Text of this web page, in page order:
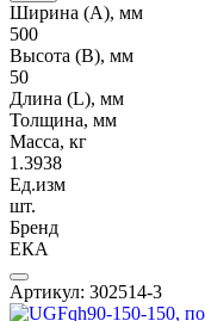
Ширина (А), мм
500
Высота (В), мм
50
Длина (L), мм
Толщина, мм
Масса, кг
1.3938
Ед.изм
шт.
Бренд
ЕКА
Артикул: 302514-3